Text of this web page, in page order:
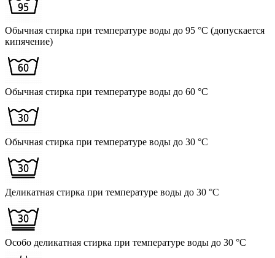
Обычная стирка при температуре воды до 95 °C (допускается
кипячение)
Обычная стирка при температуре воды до 60 °C
Обычная стирка при температуре воды до 30 °C
Деликатная стирка при температуре воды до 30 °C
Особо деликатная стирка при температуре воды до 30 °C